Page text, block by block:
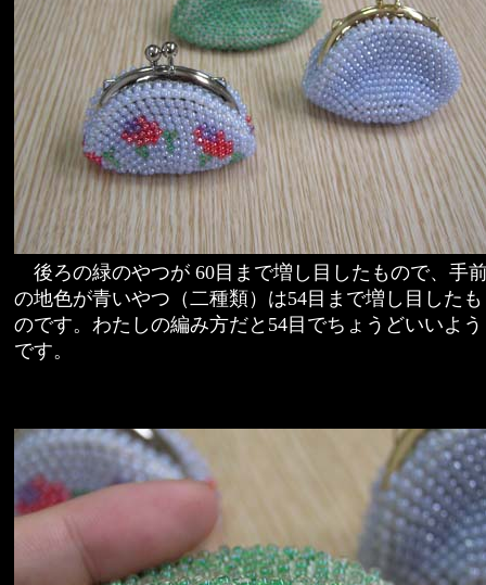
後ろの緑のやつが 60目まで増し目したもので、手
の地色が青いやつ（二種類）は54目まで増し目したも
のです。わたしの編み方だと54目でちょうどいいよう
です。